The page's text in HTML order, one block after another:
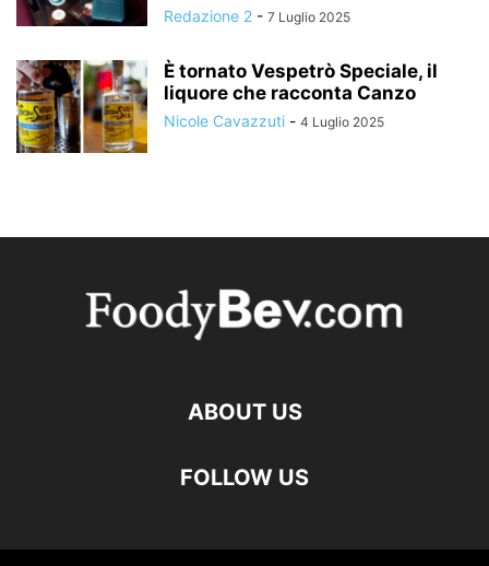
Redazione 2 - 7 Luglio 2025
È tornato Vespetrò Speciale, il
liquore che racconta Canzo
Nicole Cavazzuti - 4 Luglio 2025
ABOUT US
FOLLOW US